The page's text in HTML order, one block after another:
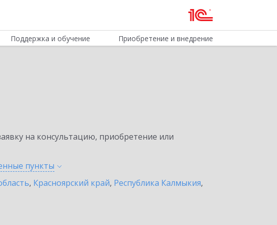
Поддержка и обучение Приобретение и внедрение
на консультацию, приобретение или
пункты
, Красноярский край, Республика Калмыкия,